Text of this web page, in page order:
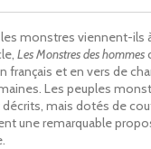
monstres viennent-ils
Les Monstres des hommes
français et en vers de
Les peuples
mais dotés de
une remarquable